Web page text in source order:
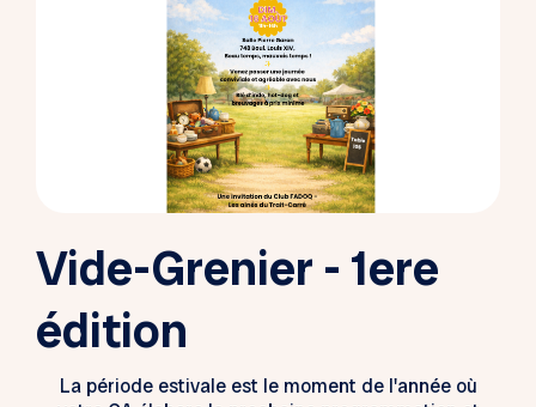
Vide-Grenier - 1ere
édition
La période estivale est le moment de l'année où